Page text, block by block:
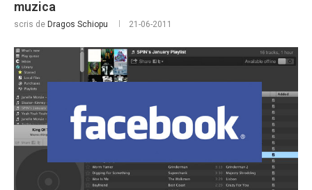
muzica
scris de Dragos Schiopu 21-06-2011